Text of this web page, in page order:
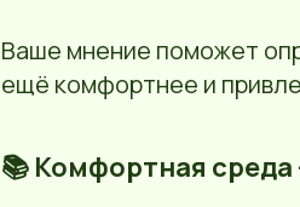
Ваше мнение поможет
ещё комфортнее и
📚 Комфортная